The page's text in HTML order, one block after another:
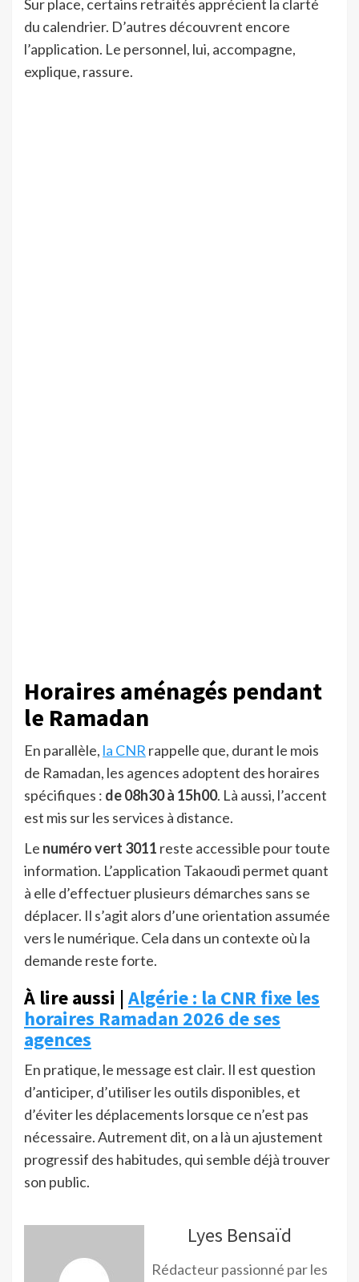
Sur place, certains retraités apprécient la clarté
du calendrier. D’autres découvrent encore
l’application. Le personnel, lui, accompagne,
explique, rassure.
Horaires aménagés pendant
le Ramadan
En parallèle, la CNR rappelle que, durant le mois
de Ramadan, les agences adoptent des horaires
spécifiques : de 08h30 à 15h00. Là aussi, l’accent
est mis sur les services à distance.
Le numéro vert 3011 reste accessible pour toute
information. L’application Takaoudi permet quant
à elle d’effectuer plusieurs démarches sans se
déplacer. Il s’agit alors d’une orientation assumée
vers le numérique. Cela dans un contexte où la
demande reste forte.
À lire aussi |Algérie : la CNR fixe les
horaires Ramadan 2026 de ses
agences
En pratique, le message est clair. Il est question
d’anticiper, d’utiliser les outils disponibles, et
d’éviter les déplacements lorsque ce n’est pas
nécessaire. Autrement dit, on a là un ajustement
progressif des habitudes, qui semble déjà trouver
son public.
Lyes Bensaïd
Rédacteur passionné par les